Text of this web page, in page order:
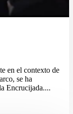
en el contexto de
se ha
Encrucijada....